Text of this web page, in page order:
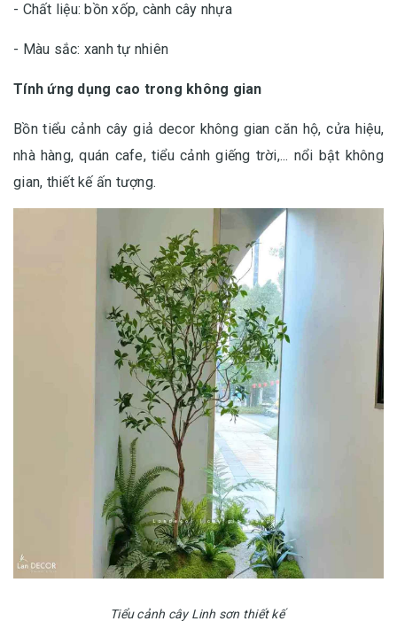
- Chất liệu: bồn xốp, cành cây nhựa
- Màu sắc: xanh tự nhiên
Tính ứng dụng cao trong không gian
Bồn tiểu cảnh cây giả decor không gian căn hộ, cửa hiệu,
nhà hàng, quán cafe, tiểu cảnh giếng trời,... nổi bật không
gian, thiết kế ấn tượng.
Tiểu cảnh cây Linh sơn thiết kế